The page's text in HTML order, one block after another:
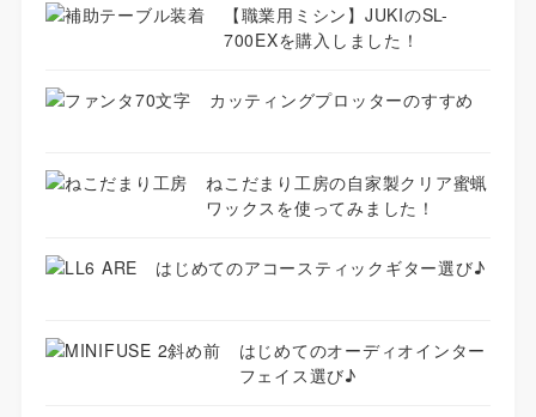
【職業用ミシン】JUKIのSL-
700EXを購入しました！
カッティングプロッターのすすめ
ねこだまり工房の自家製クリア蜜蝋
ワックスを使ってみました！
はじめてのアコースティックギター選び♪
はじめてのオーディオインター
フェイス選び♪